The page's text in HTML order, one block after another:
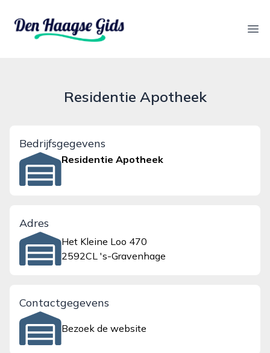
denhaagsegids.nl
Residentie Apotheek
Bedrijfsgegevens
Residentie Apotheek
Adres
Het Kleine Loo 470
2592CL 's-Gravenhage
Contactgegevens
Bezoek de website